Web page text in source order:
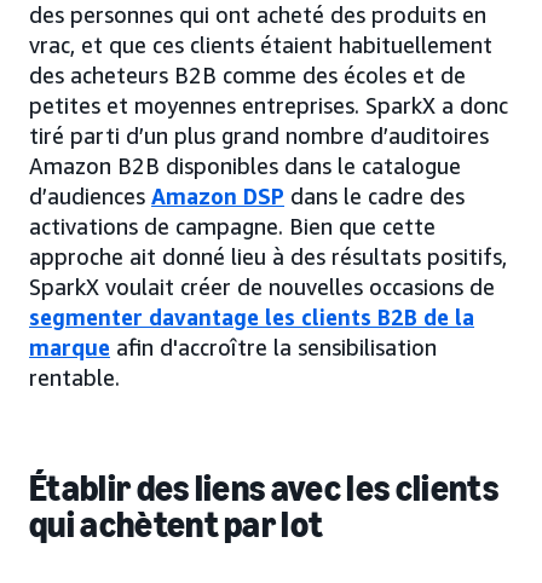
des personnes qui ont acheté des produits en
vrac, et que ces clients étaient habituellement
des acheteurs B2B comme des écoles et de
petites et moyennes entreprises. SparkX a donc
tiré parti d’un plus grand nombre d’auditoires
Amazon B2B disponibles dans le catalogue
d’audiences Amazon DSP dans le cadre des
activations de campagne. Bien que cette
approche ait donné lieu à des résultats positifs,
SparkX voulait créer de nouvelles occasions de
segmenter davantage les clients B2B de la
marque afin d'accroître la sensibilisation
rentable.
Établir des liens avec les clients
qui achètent par lot